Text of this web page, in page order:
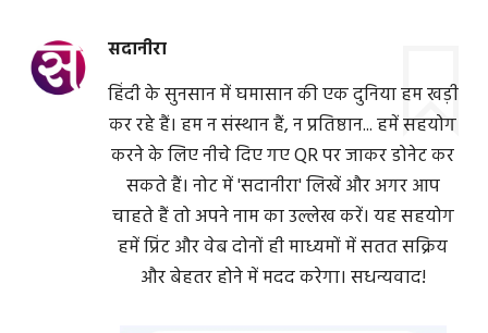
सदानीरा
हिंदी के सुनसान में घमासान की एक दुनिया हम खड़ी
कर रहे हैं। हम न संस्थान हैं, न प्रतिष्ठान... हमें सहयोग
करने के लिए नीचे दिए गए QR पर जाकर डोनेट कर
सकते हैं। नोट में 'सदानीरा' लिखें और अगर आप
चाहते हैं तो अपने नाम का उल्लेख करें। यह सहयोग
हमें प्रिंट और वेब दोनों ही माध्यमों में सतत सक्रिय
और बेहतर होने में मदद करेगा। सधन्यवाद!